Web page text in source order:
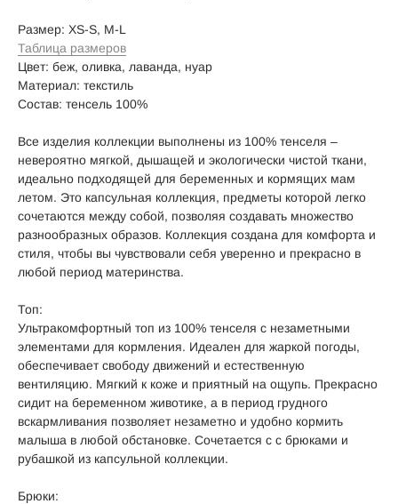
Размер: XS-S, M-L
Таблица размеров
Цвет: беж, оливка, лаванда, нуар
Материал: текстиль
Состав: тенсель 100%
Все изделия коллекции выполнены из 100% тенселя –
невероятно мягкой, дышащей и экологически чистой ткани,
идеально подходящей для беременных и кормящих мам
летом. Это капсульная коллекция, предметы которой легко
сочетаются между собой, позволяя создавать множество
разнообразных образов. Коллекция создана для комфорта и
стиля, чтобы вы чувствовали себя уверенно и прекрасно в
любой период материнства.
Топ:
Ультракомфортный топ из 100% тенселя с незаметными
элементами для кормления. Идеален для жаркой погоды,
обеспечивает свободу движений и естественную
вентиляцию. Мягкий к коже и приятный на ощупь. Прекрасно
сидит на беременном животике, а в период грудного
вскармливания позволяет незаметно и удобно кормить
малыша в любой обстановке. Сочетается с с брюками и
рубашкой из капсульной коллекции.
Брюки: